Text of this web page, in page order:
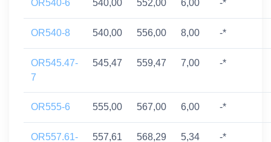
OR540-6 540,00 552,00 6,00 -*
OR540-8 540,00 556,00 8,00 -*
OR545.47-
7
545,47 559,47 7,00 -*
OR555-6 555,00 567,00 6,00 -*
OR557.61- 557,61 568,29 5,34 -*